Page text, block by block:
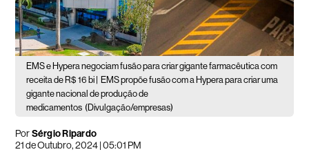
EMS e Hypera negociam fusão para criar gigante farmacêutica com
receita de R$ 16 bi |
EMS propõe fusão com a Hypera para criar uma
gigante nacional de produção de
medicamentos (Divulgação/empresas)
PorSérgio Ripardo
21 de Outubro, 2024 | 05:01 PM